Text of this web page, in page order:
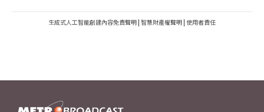
生成式人工智能創建內容免責聲明 | 智慧財產權聲明 | 使用者責任